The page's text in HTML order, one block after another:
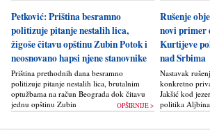
Petković: Priština besramno
politizuje pitanje nestalih lica,
žigoše čitavu opštinu Zubin Potok i
neosnovano hapsi njene stanovnike
Priština prethodnih dana besramno
politizuje pitanje nestalih lica, brutalnim
optužbama na račun Beograda dok čitavu
jednu opštinu Zubin Potok žigoše...OPŠIRNIJE >
Rušenje
novi primer
Kurtijeve
nad Srbima
Nastavak
konkretno
Jakšić kod
politika Alјbina